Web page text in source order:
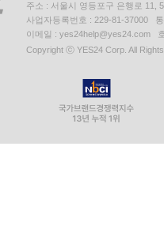
주소 : 서울시 영등포구 은행로 11,
사업자등록번호 : 229-81-37000
이메일 : yes24help@yes24.com
Copyright ⓒ YES24 Corp. All